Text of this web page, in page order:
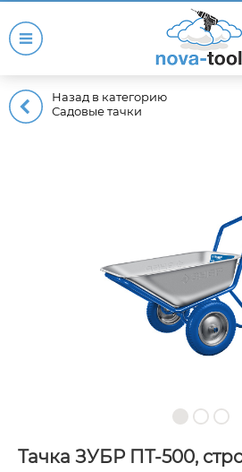
Назад в категорию
Садовые тачки
Тачка ЗУБР ПТ-500,